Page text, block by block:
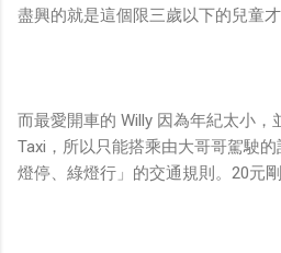
盡興的就是這個限三歲以下的兒童
而最愛開車的 Willy 因為年紀太小，
Taxi，所以只能搭乘由大哥哥駕駛
燈停、綠燈行」的交通規則。20元